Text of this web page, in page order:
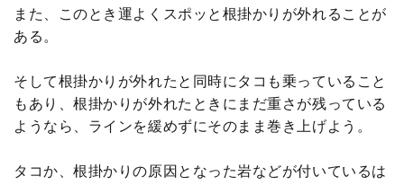
また、このとき運よくスポッと根掛かりが外れることが
ある。
そして根掛かりが外れたと同時にタコも乗っていること
もあり、根掛かりが外れたときにまだ重さが残っている
ようなら、ラインを緩めずにそのまま巻き上げよう。
タコか、根掛かりの原因となった岩などが付いているは